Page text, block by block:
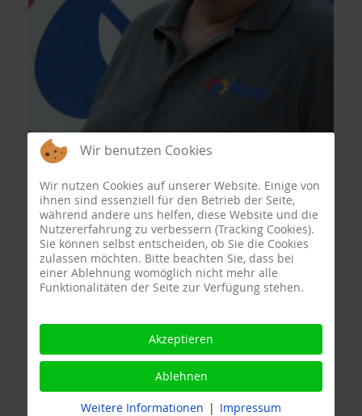
Wir benutzen Cookies
Wir nutzen Cookies auf unserer Website. Einige von
ihnen sind essenziell für den Betrieb der Seite,
während andere uns helfen, diese Website und die
Nutzererfahrung zu verbessern (Tracking Cookies).
Sie können selbst entscheiden, ob Sie die Cookies
zulassen möchten. Bitte beachten Sie, dass bei
einer Ablehnung womöglich nicht mehr alle
Funktionalitäten der Seite zur Verfügung stehen.
Akzeptieren
Ablehnen
Weitere Informationen | Impressum